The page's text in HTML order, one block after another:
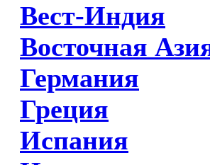
Вест-Индия
Восточная
Германия
Греция
Испания